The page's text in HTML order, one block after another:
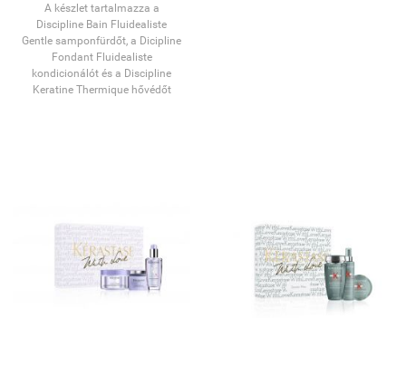
A készlet tartalmazza a
Discipline Bain Fluidealiste
Gentle samponfürdőt, a Dicipline
Fondant Fluidealiste
kondicionálót és a Discipline
Keratine Thermique hővédőt